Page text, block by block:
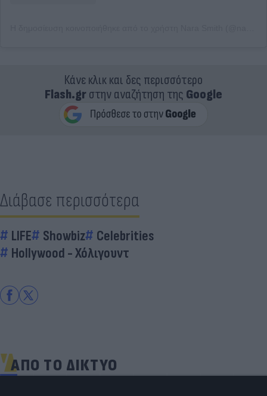
Κάνε κλικ και δες περισσότερο
Flash.grστην αναζήτηση της Google
Διάβασε περισσότερα
LIFE Showbiz
Celebrities
Hollywood - Χόλιγουντ
ΑΠΟ ΤΟ ΔΙΚΤΥΟ